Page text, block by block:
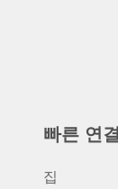
빠른 연결
집